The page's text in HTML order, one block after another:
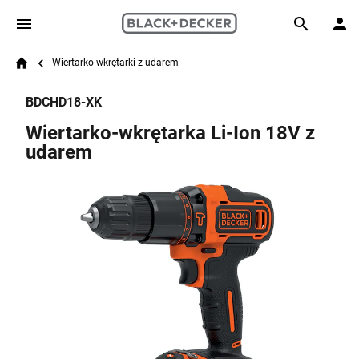
Skip to main content
Search
Breadcrumb
Wiertarko-wkrętarki z udarem
BDCHD18-XK
Wiertarko-wkrętarka Li-Ion 18V z
udarem